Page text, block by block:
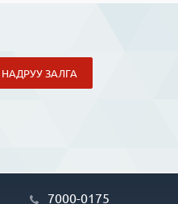
НАДРУУ ЗАЛГА
7000-0175